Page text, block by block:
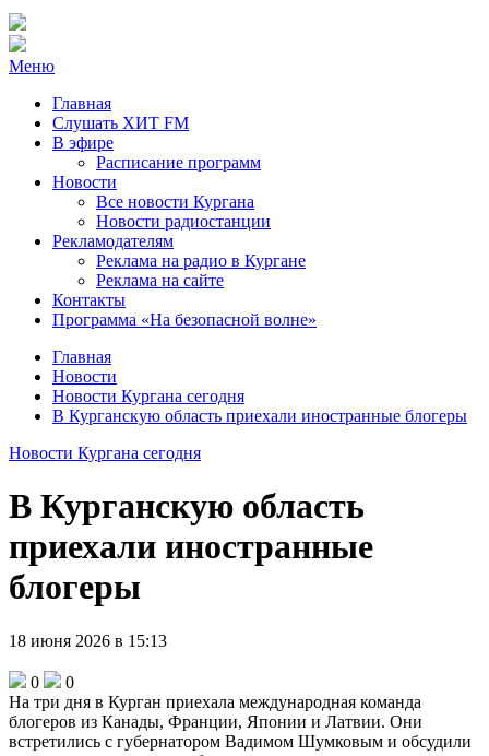
Радио ХИТ FM Курган
103.2 FM
Меню
Главная
Слушать ХИТ FM
В эфире
Расписание программ
Новости
Все новости Кургана
Новости радиостанции
Рекламодателям
Реклама на радио в Кургане
Реклама на сайте
Контакты
Программа «На безопасной волне»
Главная
Новости
Новости Кургана сегодня
В Курганскую область приехали иностранные блогеры
Новости Кургана сегодня
В Курганскую область
приехали иностранные
блогеры
18 июня 2026 в 15:13
0
0
На три дня в Курган приехала международная команда
блогеров из Канады, Франции, Японии и Латвии. Они
встретились с губернатором Вадимом Шумковым и обсудили